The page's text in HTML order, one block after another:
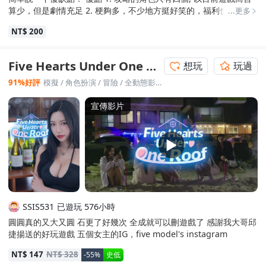
算少，但是劇情充足 2. 梗夠多，不少地方挺好笑的，福利也夠多 3.
亮，尤其是小水和會長夫人 5. 本作是在泰國，因此可以有泰國語音
抽寶箱解鎖女主的衣櫃 7. 每章節結束後會顯示可獲得多少個成就 8.
男主是少數能打的，難得 缺點 1. 第三章有一個路線太隱藏了，沒看
攻略根本找不到，但無關成就，還行 2. 不少劇情重複看，不能跳過
節要回首頁，浪費時間 5. 劇情有點短，有點可惜 以9月來講，這能
算是是前三好的影遊作品
...更多
NT$ 200
Five Hearts Under One Roof
91%好評 模擬 /角色扮演/ 冒險 /全動態影像
想玩 玩過
宣傳影片
SSIS531 已遊玩 576小時
圓圓真的又大又圓 石更了好幾次 全成就可以刪遊戲了 感謝我大哥邱
捷揚送的好玩遊戲 五個女主的IG，five model's instagram
NT$ 147 NT$ 328 -55% 史低